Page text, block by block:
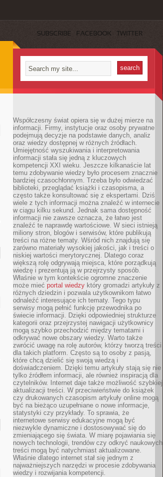
SUBSCRIBE FACEBOOK TWITTER
Współczesny świat opiera się w dużej mierze na
informacji. Firmy, instytucje oraz osoby prywatne
podejmują decyzje na podstawie danych, analiz
oraz wiedzy dostępnej w różnych źródłach.
Umiejętność wyszukiwania i interpretowania
informacji stała się jedną z kluczowych
kompetencji XXI wieku. Jeszcze kilkanaście lat
temu zdobywanie wiedzy było procesem znacznie
bardziej czasochłonnym. Trzeba było odwiedzać
biblioteki, przeglądać książki i czasopisma, a
często także konsultować się z ekspertami. Dziś
wiele z tych informacji można znaleźć w internecie
w ciągu kilku sekund. Jednak sama dostępność
informacji nie zawsze oznacza, że łatwo jest
znaleźć te naprawdę wartościowe. W sieci istnieją
miliony stron, blogów i serwisów, które publikują
treści na różne tematy. Wśród nich znajdują się
zarówno materiały wysokiej jakości, jak i treści o
niskiej wartości merytorycznej. Dlatego coraz
większą rolę odgrywają miejsca, które porządkują
wiedzę i prezentują ją w przejrzysty sposób.
Właśnie w tym kontekście ogromne znaczenie
może mieć portal wiedzy który gromadzi artykuły z
różnych dziedzin i pozwala użytkownikom łatwo
odnaleźć interesujące ich tematy. Tego typu
serwisy mogą pełnić funkcję przewodnika po
świecie informacji. Dzięki odpowiedniej strukturze
kategorii oraz przejrzystej nawigacji użytkownicy
mogą szybko przechodzić między tematami i
odkrywać nowe obszary wiedzy. Warto także
zwrócić uwagę na rolę autorów, którzy tworzą treści
dla takich platform. Często są to osoby z pasją,
które chcą dzielić się swoją wiedzą i
doświadczeniem. Dzięki temu artykuły stają się nie
tylko źródłem informacji, ale również inspiracją dla
czytelników. Internet daje także możliwość szybkiej
aktualizacji treści. W przeciwieństwie do książek
czy drukowanych czasopism artykuły online mogą
być na bieżąco uzupełniane o nowe informacje,
statystyki czy przykłady. To sprawia, że
internetowe serwisy edukacyjne mogą być
niezwykle dynamiczne i dostosowywać się do
zmieniającego się świata. W miarę pojawiania się
nowych technologii, trendów czy odkryć naukowych
treści mogą być natychmiast aktualizowane.
Właśnie dlatego internet stał się jednym z
najważniejszych narzędzi w procesie zdobywania
wiedzy i rozwijania kompetencji.